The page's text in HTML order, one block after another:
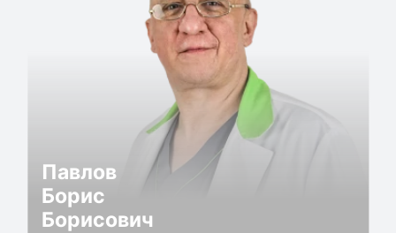
Павлов
Борис
Борисович